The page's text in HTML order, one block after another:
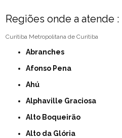
Regiões onde a atende :
Curitiba Metropolitana de Curitiba
Abranches
Afonso Pena
Ahú
Alphaville Graciosa
Alto Boqueirão
Alto da Glória